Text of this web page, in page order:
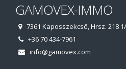
GAMOVEX-IMMO
7361 Kaposszekcső, Hrsz. 218
+36 70 434-7961
info@gamovex.com